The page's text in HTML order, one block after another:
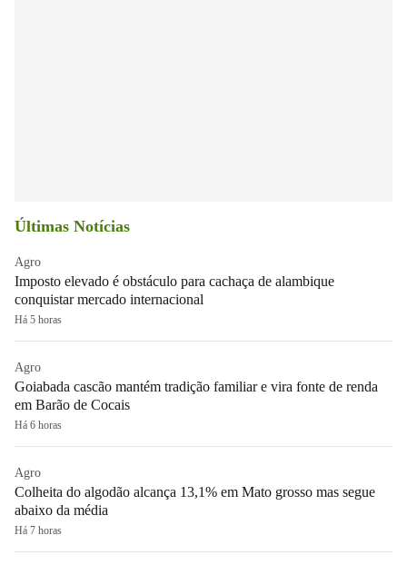
Últimas Notícias
Agro
Imposto elevado é obstáculo para cachaça de alambique
conquistar mercado internacional
Há 5 horas
Agro
Goiabada cascão mantém tradição familiar e vira fonte de renda
em Barão de Cocais
Há 6 horas
Agro
Colheita do algodão alcança 13,1% em Mato grosso mas segue
abaixo da média
Há 7 horas